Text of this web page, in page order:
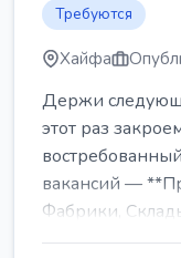
Требуются
Хайфа
Держи
этот раз
вакансий —
Фабрики,
заводы** ...